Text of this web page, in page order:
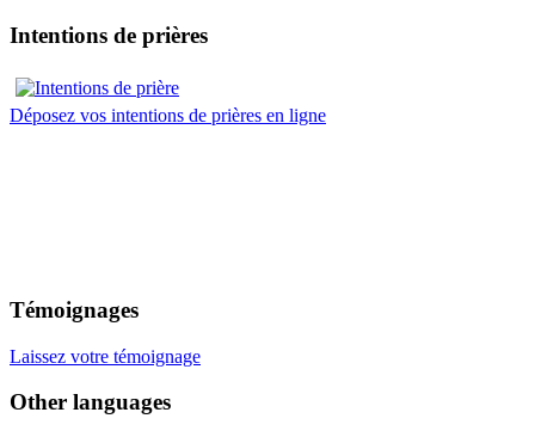
Intentions de prières
Déposez vos intentions de prières en ligne
Témoignages
Laissez votre témoignage
Other languages